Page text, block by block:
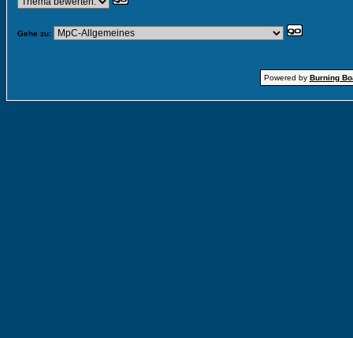
Gehe zu:
Powered by Burning